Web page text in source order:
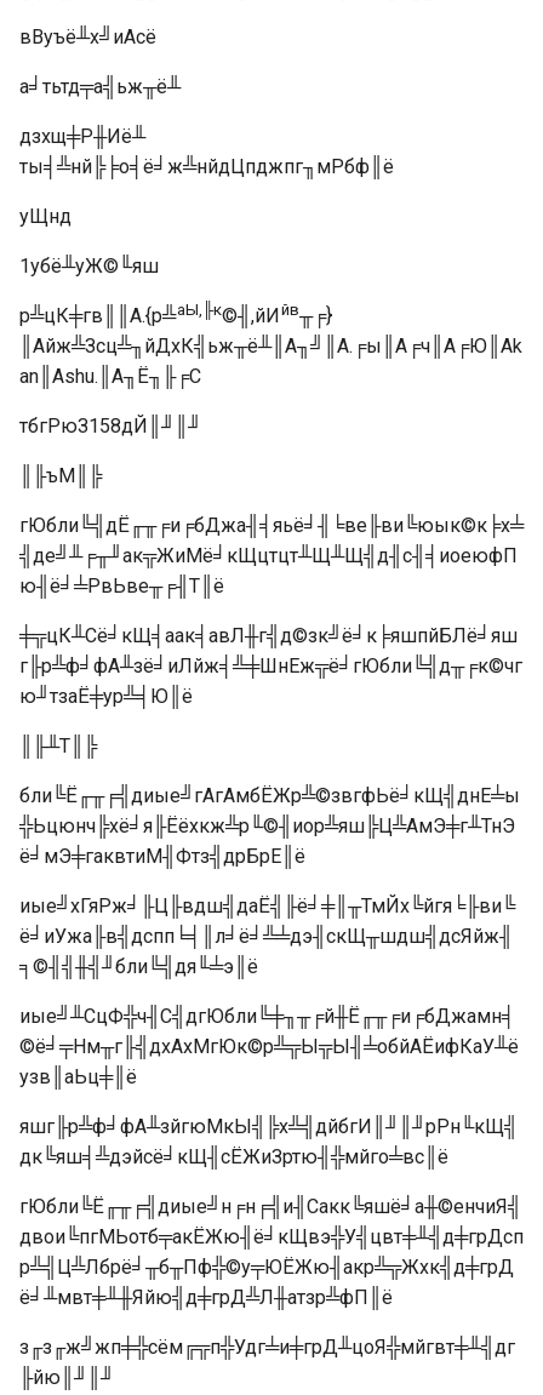
вВуъё╨х╝иАсё
а╛тьтд╤а╣ьж╥ё╨
дзхщ╪Р╫Иё╨
ты╡╩нй╠╞о╡ё╛ж╩нйдЦпджпг╖мРбф║ё
уЩнд
1убё╨уЖ©╙яш
р╩цК╪гв║║А.{р╩аЫ,╟к©╢,йИйв╥╒}
║Айж╩Зсц╩╖йДхК╣ьж╥ё╨║А╖╝║А.╒ы║А╒ч║А╒Ю║Аk
an║Аshu.║А╖Ё╖╟╒С
тбгРюЗ158дЙ║╜║╜
║╟ъМ║╠
гЮбли╚╣дЁ╓╥╒и╒бДжа╢╡яьё╛╢╘ве╟ви╚юык©к╞х╧
╣де╝╨╒╥╜ак╦ЖиМё╛кЩцтцт╨Щ╨Щ╣д╢с╢╡иоеюфП
ю╢ё╛╧РвЬве╥╒╢Т║ё
╪╦цК╨Сё╛кЩ╡аак╡авЛ╫г╣д©зк╝ё╛к╞яшпйБЛё╛яш
г╟р╩ф╛фА╨зё╛иЛйж╡╩╪ШнЕж╦ё╛гЮбли╚╣д╥╒к©чг
ю╜тзаЁ╪ур╩╡Ю║ё
║╟╨Т║╠
бли╚Ё╓╥╒╣диые╝гАгАмбЁЖр╩©звгфЬё╛кЩ╣днЕ╧ы
╬Ьцюнч╠хё╛я╟Ёёхкж╩р╙©╢иор╩яш╠Ц╩АмЭ╪г╨ТнЭ
ё╛мЭ╪гаквтиМ╢Фтз╣дрБрЕ║ё
иые╝хГяРж╛╟Ц╟вдш╣даЁ╣╟ё╛╪║╥ТмЙх╚йгя╘╟ви╚
ё╛иУжа╟в╣дспп╘╡║л╛ё╛╩╧дэ╢скЩ╥шдш╣дсЯйж╢
╕©╢╣╫╣╜бли╚╣дя╙╧э║ё
иые╝╨СцФ╬ч╢С╣дгЮбли╚╪╖╥╒й╫Ё╓╥╒и╒бДжамн╡
©ё╛╤Нм╥г╟╣дхАхМгЮк©р╩╦Ы╦Ы╢╧обйАЁифКаУ╨ё
узв║аЬц╪║ё
яшг╟р╩ф╛фА╨зйгюМкЫ╣╠х╩╣дйбгИ║╜║╜рРн╙кЩ╣
дк╚яш╡╩дэйсё╛кЩ╢сЁЖиЗртю╢╬мйго╧вс║ё
гЮбли╚Ё╓╥╒╣диые╝н╒н╒╣и╢Сакк╚яшё╛а╫©енчиЯ╣
двои╚пгМЬотб╤акЁЖю╢ё╛кЩвэ╬У╣цвт╪╨╣д╪грДсп
р╩╣Ц╩Лбрё╛╥б╥Пф╬©у╤ЮЁЖю╢акр╩╦Жхк╣д╪грД
ё╛╨мвт╪╨╫Яйю╣д╪грД╩Л╫атзр╩фП║ё
з╓з╓ж╝жп╪╬сём╔╦п╬Удг╧и╪грД╨цоЯ╬мйгвт╪╨╣дг
╟йю║╜║╜